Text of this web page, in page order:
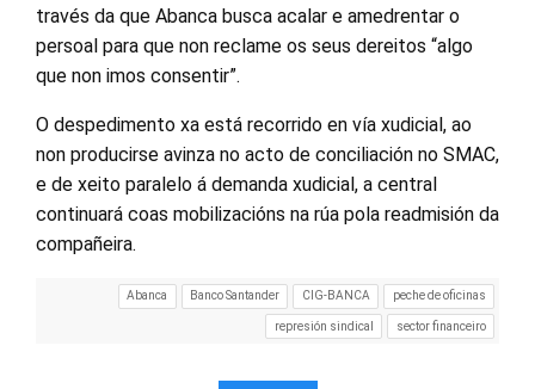
través da que Abanca busca acalar e amedrentar o
persoal para que non reclame os seus dereitos “algo
que non imos consentir”.
O despedimento xa está recorrido en vía xudicial, ao
non producirse avinza no acto de conciliación no SMAC,
e de xeito paralelo á demanda xudicial, a central
continuará coas mobilizacións na rúa pola readmisión da
compañeira.
Abanca Banco Santander CIG-BANCA peche de oficinas
represión sindical sector financeiro